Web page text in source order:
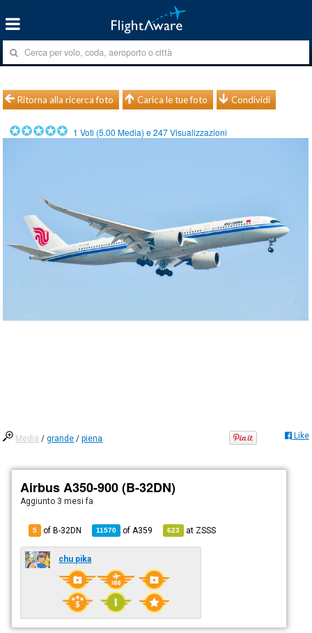
Ritorna alla ricerca foto Carica le tue foto Condividi
1 Voti (5.00 Media) e247Visualizzazioni
Media /grande /piena Like
Airbus A350-900 (B-32DN)
Aggiunto 3 mesi fa
5 of B-32DN 11570 of A359 623 at ZSSS
chu pika